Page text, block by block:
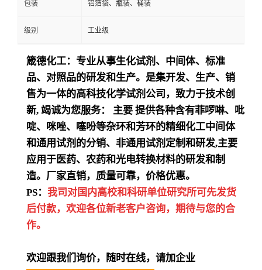
包装 铝箔袋、瓶装、桶装
级别 工业级
箴德化工：专业从事生化试剂、中间体、标准
品、对照品的研发和生产。是集开发、生产、销
售为一体的高科技化学试剂公司，致力于技术创
新, 竭诚为您服务： 主要 提供各种含有菲啰啉、吡
啶、咪唑、噻吩等杂环和芳环的精细化工中间体
和通用试剂的分销、非通用试剂定制和研发,主要
应用于医药、农药和光电转换材料的研发和制
造。厂家直销，质量可靠，价格优惠。
PS： 我司对国内高校和科研单位研究所可先发货
后付款，欢迎各位新老客户咨询，期待与您的合
作。
欢迎跟我们询价，随时在线，请加企业